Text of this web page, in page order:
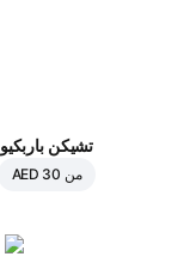
تشيكن باربكيو
من AED 30